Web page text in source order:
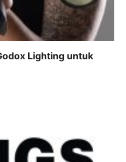
Lighting untuk